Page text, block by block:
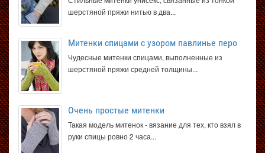
шерстяной пряжи нитью в два...
Митенки спицами с узором павлинье перо
Чудесные митенки спицами, выполненные из
шерстяной пряжи средней толщины...
Очень простые митенки
Такая модель митенок - вязание для тех, кто взял в
руки спицы ровно 2 часа...